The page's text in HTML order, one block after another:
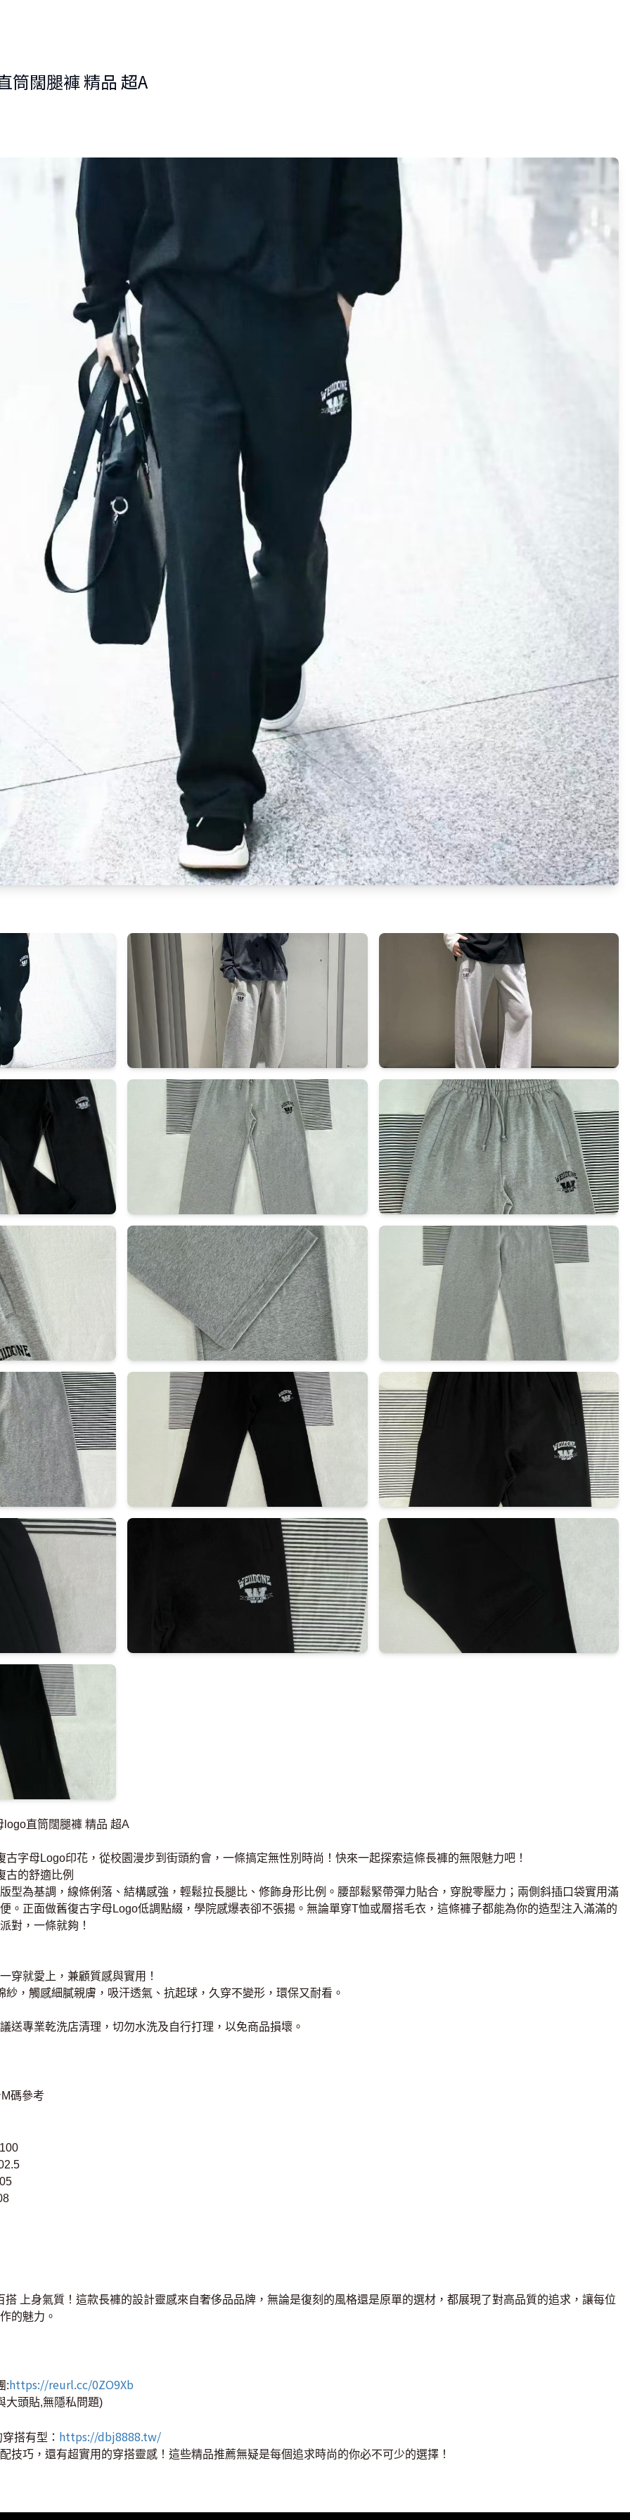
筒闊腿褲 精品 超A
直筒闊腿褲 精品 超A
古字母Logo印花，從校園漫步到街頭約會，一條搞定無性別時尚！快來一起探索這條長褲的無限魅力吧！
古的舒適比例
型為基調，線條俐落、結構感強，輕鬆拉長腿比、修飾身形比例。腰部鬆緊帶彈力貼合，穿脫零壓力；兩側斜插口袋實用滿
。正面做舊復古字母Logo低調點綴，學院感爆表卻不張揚。無論單穿T恤或層搭毛衣，這條褲子都能為你的造型注入滿滿的
對，一條就夠！
穿就愛上，兼顧質感與實用！
紗，觸感細膩親膚，吸汗透氣、抗起球，久穿不變形，環保又耐看。
送專業乾洗店清理，切勿水洗及自行打理，以免商品損壞。
碼參考
搭 上身氣質！這款長褲的設計靈感來自奢侈品品牌，無論是復刻的風格還是原單的選材，都展現了對高品質的追求，讓每位
的魅力。
:https://reurl.cc/0ZO9Xb
大頭貼,無隱私問題)
搭有型： https://dbj8888.tw/
技巧，還有超實用的穿搭靈感！這些精品推薦無疑是每個追求時尚的你必不可少的選擇！